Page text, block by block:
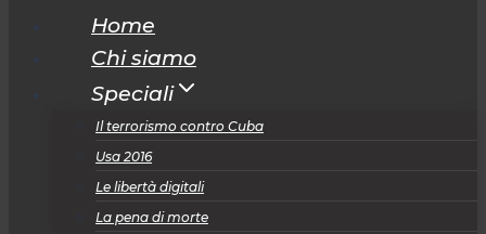
Home
Chi siamo
Speciali
Il terrorismo contro Cuba
Usa 2016
Le libertà digitali
La pena di morte